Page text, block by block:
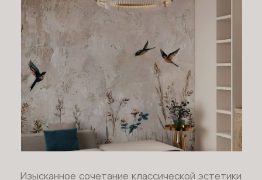
ПОРТФОЛИО
КОНТАКТЫ
+7 (916) 866-57-53
Московская область, г.
Келдыша, дом 5
info@artfn.ru
+7 (926) 742-96-80